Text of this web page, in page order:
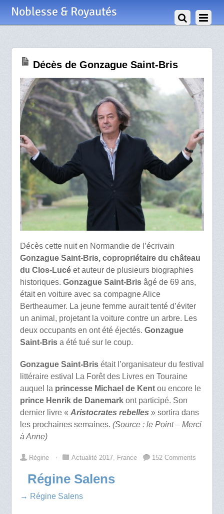
Noblesse & Royautés
Décès de Gonzague Saint-Bris
Décès cette nuit en Normandie de l’écrivain
Gonzague Saint-Bris, copropriétaire du château
du Clos-Lucéet auteur de plusieurs biographies
historiques. Gonzague Saint-Brisâgé de 69 ans,
était en voiture avec sa compagne Alice
Bertheaumer. La jeune femme aurait tenté d’éviter
un animal, projetant la voiture contre un arbre. Les
deux occupants en ont été éjectés. Gonzague
Saint-Brisa été tué sur le coup.
Gonzague Saint-Brisétait l’organisateur du festival
littéraire estival La Forêt des Livres en Touraine
auquel la princesse Michael de Kentou encore le
prince Henrik de Danemarkont participé. Son
dernier livre « Aristocrates rebelles » sortira dans
les prochaines semaines. (Source : le Point – Merci
à Anne)
Régine ⋅ Actualité 2017, France 152 Comments
Régine Salens
→ Régine Salens